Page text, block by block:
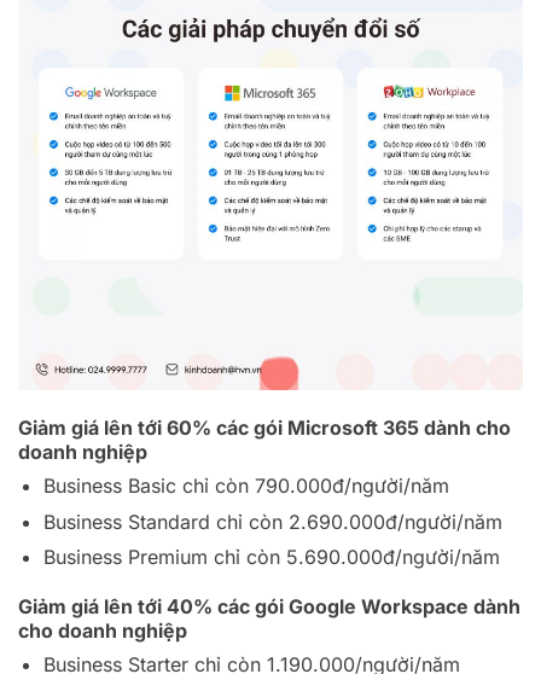
Giảm giá lên tới 60% các gói Microsoft 365 dành cho
doanh nghiệp
Business Basic chỉ còn 790.000đ/người/năm
Business Standard chỉ còn 2.690.000đ/người/năm
Business Premium chỉ còn 5.690.000đ/người/năm
Giảm giá lên tới 40% các gói Google Workspace dành
cho doanh nghiệp
Business Starter chỉ còn 1.190.000/người/năm